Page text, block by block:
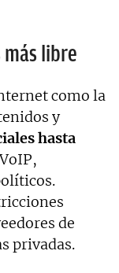
más libre
como la
y
hasta
de
privadas.